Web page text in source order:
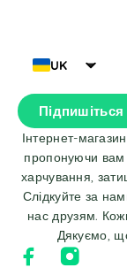
UK
Інтернет-
пропонуючи вам
харчування,
Слідкуйте за
нас друзям.
Дякуємо,